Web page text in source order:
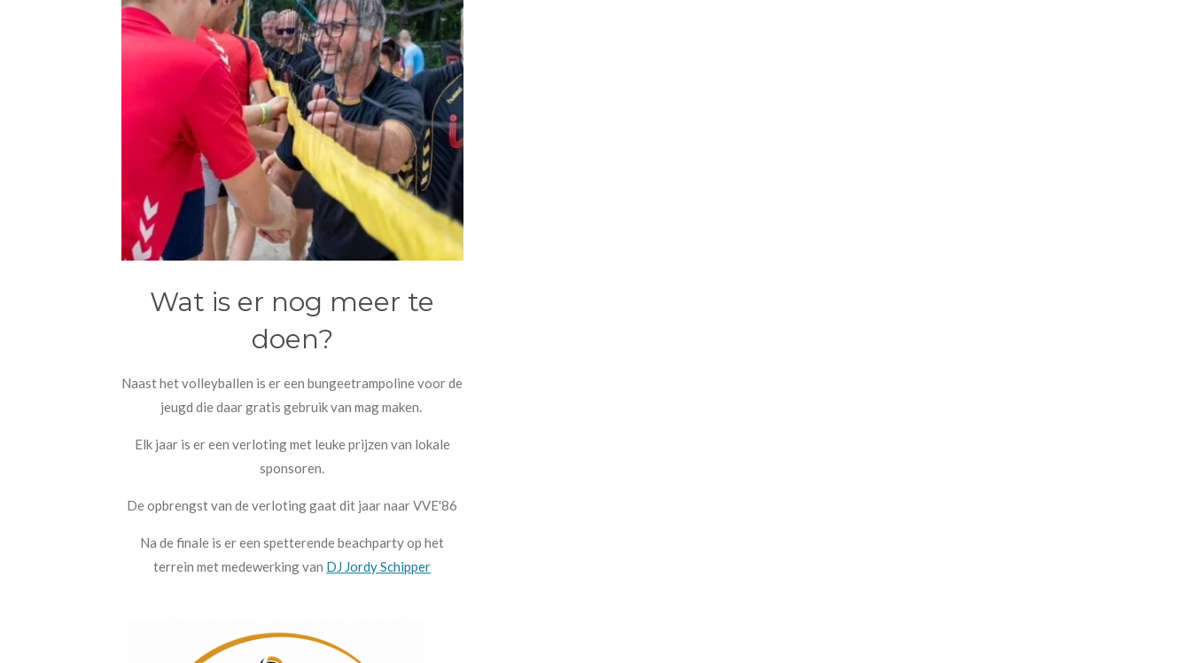
Wat is er nog meer te
doen?
Naast het volleyballen is er een bungeetrampoline voor de
jeugd die daar gratis gebruik van mag maken.
Elk jaar is er een verloting met leuke prijzen van lokale
sponsoren.
De opbrengst van de verloting gaat dit jaar naar VVE'86
Na de finale is er een spetterende beachparty op het
terrein met medewerking van DJ Jordy Schipper